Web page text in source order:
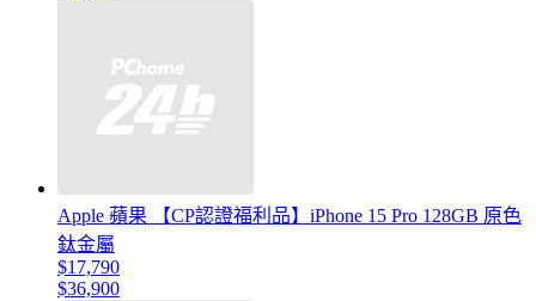
Apple 蘋果 【CP認證福利品】iPhone 15 Pro 128GB 原色
鈦金屬
$17,790
$36,900